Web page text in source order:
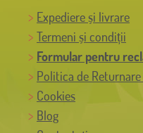
Expediere și livrare
Termeni și condiții
Formular pentru
Politica de
Cookies
Blog